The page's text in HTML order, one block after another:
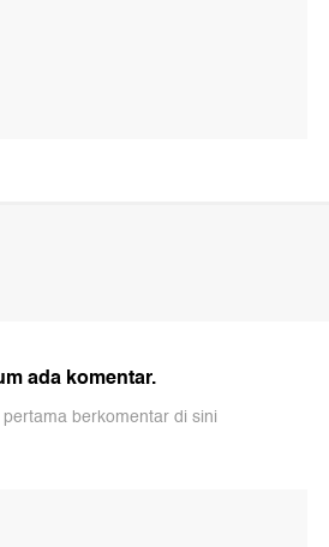
ada komentar.
berkomentar di sini